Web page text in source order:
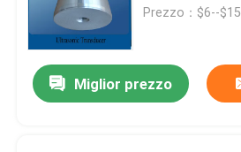
Prezzo：$6--$15
Miglior prezzo